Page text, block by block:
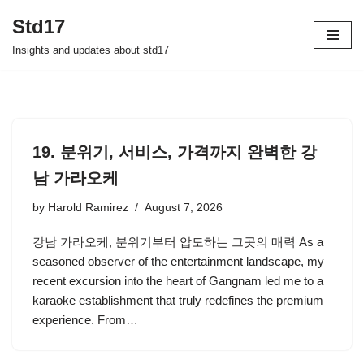
Skip
Std17
Insights and updates about std17
19. 분위기, 서비스, 가격까지 완벽한 강
남 가라오케
by Harold Ramirez August 7, 2026
강남 가라오케, 분위기부터 압도하는 그곳의 매력 As a
seasoned observer of the entertainment landscape, my
recent excursion into the heart of Gangnam led me to a
karaoke establishment that truly redefines the premium
experience. From…